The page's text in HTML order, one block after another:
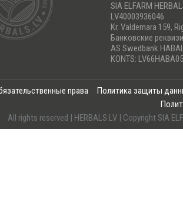
SIA ELFARM
LV40003936046
Kr. Valdemara 159,
Банковские
AS Swedbank
KONTS:
права
Политика защиты
All rights reserved | HERBALS.LV | Copyright SIA